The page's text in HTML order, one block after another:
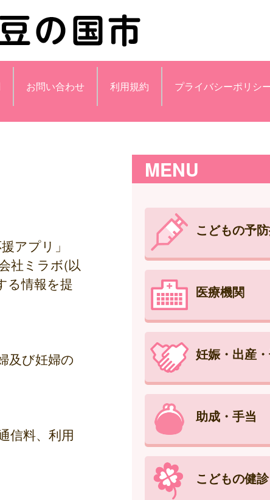
お問い合わせ 利用規約 プライバシーポリシ
アプリ」
社ミラボ(以
る情報を提
及び妊婦の
信料、利用
MENU
こどもの予
医療機関
妊娠・出産
助成・手当
こどもの健